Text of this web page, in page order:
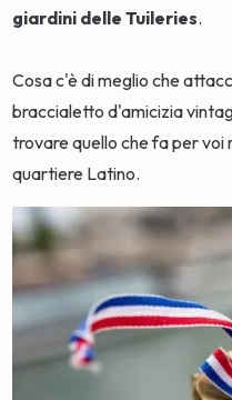
giardini delle Tuileries.
Cosa c'è di meglio che
braccialetto d'amicizia
trovare quello che fa per voi
quartiere Latino.